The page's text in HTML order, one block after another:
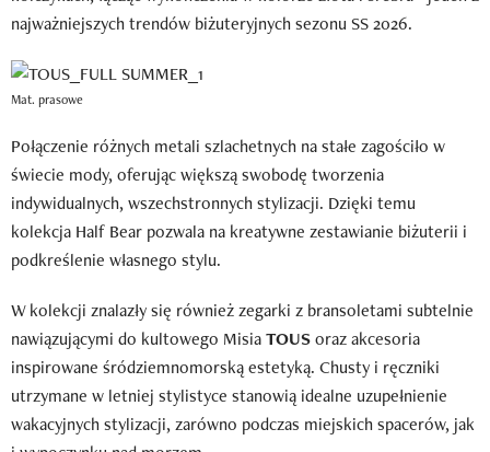
najważniejszych trendów biżuteryjnych sezonu SS 2026.
Mat. prasowe
Połączenie różnych metali szlachetnych na stałe zagościło w
świecie mody, oferując większą swobodę tworzenia
indywidualnych, wszechstronnych stylizacji. Dzięki temu
kolekcja Half Bear pozwala na kreatywne zestawianie biżuterii i
podkreślenie własnego stylu.
W kolekcji znalazły się również zegarki z bransoletami subtelnie
nawiązującymi do kultowego MisiaTOUSoraz akcesoria
inspirowane śródziemnomorską estetyką. Chusty i ręczniki
utrzymane w letniej stylistyce stanowią idealne uzupełnienie
wakacyjnych stylizacji, zarówno podczas miejskich spacerów, jak